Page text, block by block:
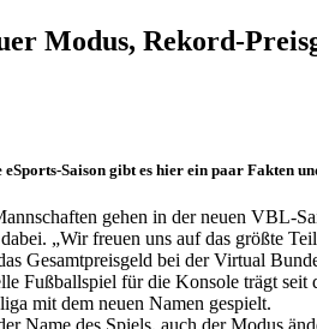
Modus, Rekord-
Saison gibt es hier ein paar Fakten
gehen in der neuen VBL-
„Wir freuen uns auf das größte
Gesamtpreisgeld bei der Virtual
Fußballspiel für die Konsole trägt seit
mit dem neuen Namen gespielt.
Name des Spiels, auch der ­Modus